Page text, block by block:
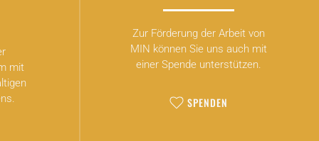
mit
Zur Förderung der Arbeit von
MIN können Sie uns auch mit
einer Spende unterstützen.
SPENDEN